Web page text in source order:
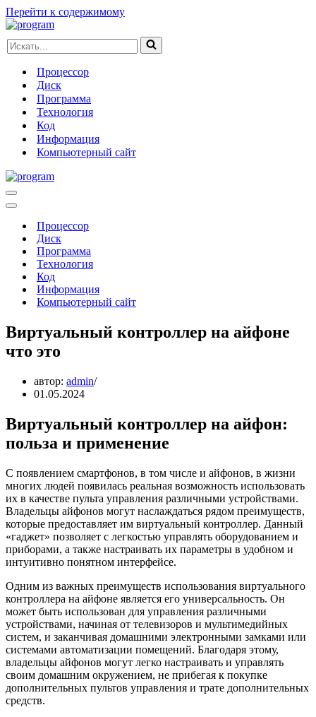
Перейти к содержимому
Искать...
Процессор
Диск
Программа
Технология
Код
Информация
Компьютерный сайт
Меню
навигации
Меню
навигацииПроцессор
Диск
Программа
Технология
Код
Информация
Компьютерный сайт
Виртуальный контроллер на айфоне
что это
автор: admin
01.05.2024
Виртуальный контроллер на айфон:
польза и применение
С появлением смартфонов, в том числе и айфонов, в жизни
многих людей появилась реальная возможность использовать
их в качестве пульта управления различными устройствами.
Владельцы айфонов могут наслаждаться рядом преимуществ,
которые предоставляет им виртуальный контроллер. Данный
«гаджет» позволяет с легкостью управлять оборудованием и
приборами, а также настраивать их параметры в удобном и
интуитивно понятном интерфейсе.
Одним из важных преимуществ использования виртуального
контроллера на айфоне является его универсальность. Он
может быть использован для управления различными
устройствами, начиная от телевизоров и мультимедийных
систем, и заканчивая домашними электронными замками или
системами автоматизации помещений. Благодаря этому,
владельцы айфонов могут легко настраивать и управлять
своим домашним окружением, не прибегая к покупке
дополнительных пультов управления и трате дополнительных
средств.